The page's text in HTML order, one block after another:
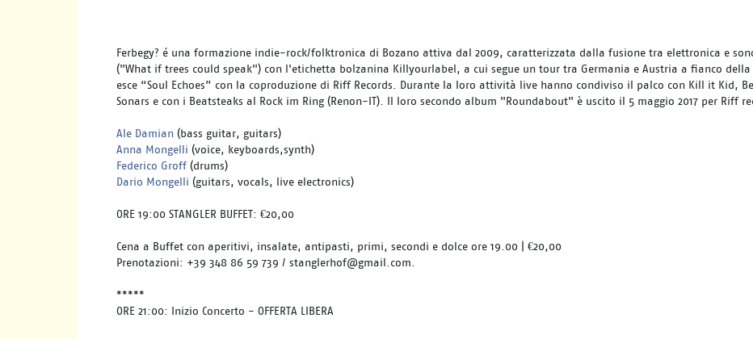
Ferbegy? é una formazione indie-rock/folktronica di Bozano attiva dal 2009, caratterizzata dalla fusione tra elettronica e
("What if trees could speak") con l'etichetta bolzanina Killyourlabel, a cui segue un tour tra Germania e Austria a fianco della
esce “Soul Echoes” con la coproduzione di Riff Records. Durante la loro attività live hanno condiviso il palco con Kill it Kid,
Sonars e con i Beatsteaks al Rock im Ring (Renon-IT). Il loro secondo album "Roundabout" è uscito il 5 maggio 2017 per Riff
Ale Damian (bass guitar, guitars)
Anna Mongelli (voice, keyboards,synth)
Federico Groff (drums)
Dario Mongelli (guitars, vocals, live electronics)
ORE 19:00 STANGLER BUFFET: €20,00
Cena a Buffet con aperitivi, insalate, antipasti, primi, secondi e dolce ore 19.00 | €20,00
Prenotazioni: +39 348 86 59 739 / stanglerhof@gmail.com.
*****
ORE 21:00: Inizio Concerto - OFFERTA LIBERA